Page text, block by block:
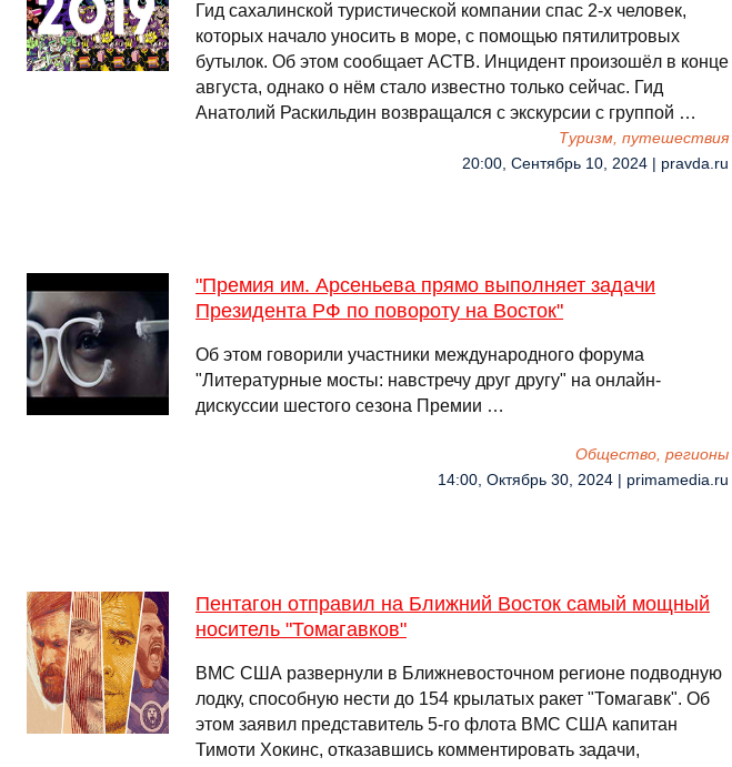
Гид сахалинской туристической компании спас 2-х человек,
которых начало уносить в море, с помощью пятилитровых
бутылок. Об этом сообщает АСТВ. Инцидент произошёл в конце
августа, однако о нём стало известно только сейчас. Гид
Анатолий Раскильдин возвращался с экскурсии с группой …
Туризм, путешествия
20:00, Сентябрь 10, 2024 | pravda.ru
"Премия им. Арсеньева прямо выполняет задачи
Президента РФ по повороту на Восток"
Об этом говорили участники международного форума
"Литературные мосты: навстречу друг другу" на онлайн-
дискуссии шестого сезона Премии …
Общество, регионы
14:00, Октябрь 30, 2024 | primamedia.ru
Пентагон отправил на Ближний Восток самый мощный
носитель "Томагавков"
ВМС США развернули в Ближневосточном регионе подводную
лодку, способную нести до 154 крылатых ракет "Томагавк". Об
этом заявил представитель 5-го флота ВМС США капитан
Тимоти Хокинс, отказавшись комментировать задачи,